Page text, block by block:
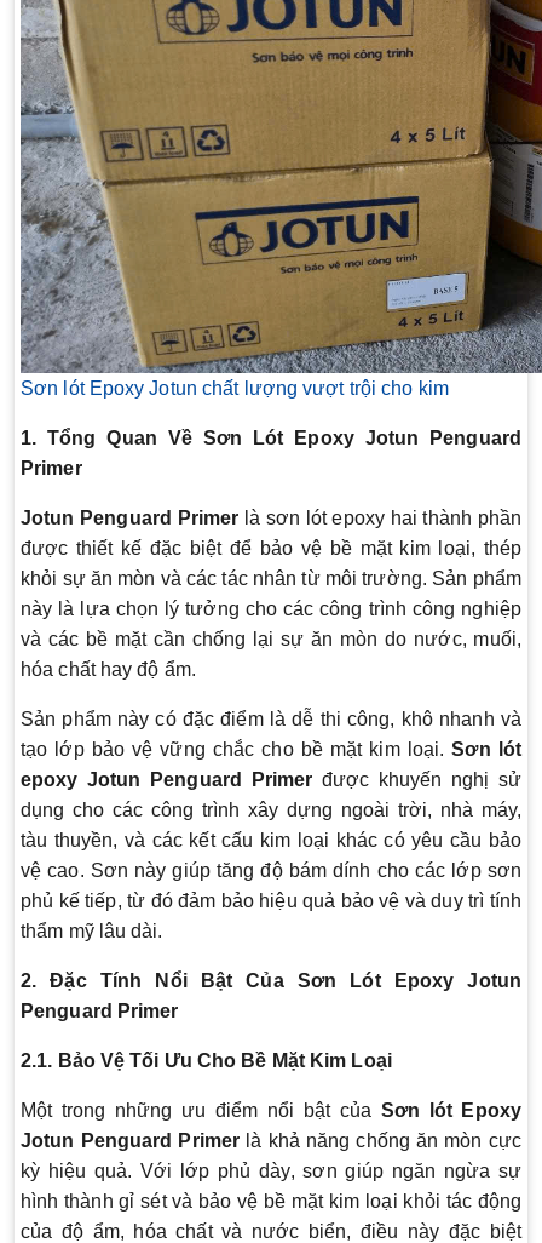
Sơn lót Epoxy Jotun chất lượng vượt trội cho kim
1. Tổng Quan Về Sơn Lót Epoxy Jotun Penguard
Primer
Jotun Penguard Primer là sơn lót epoxy hai thành phần
được thiết kế đặc biệt để bảo vệ bề mặt kim loại, thép
khỏi sự ăn mòn và các tác nhân từ môi trường. Sản phẩm
này là lựa chọn lý tưởng cho các công trình công nghiệp
và các bề mặt cần chống lại sự ăn mòn do nước, muối,
hóa chất hay độ ẩm.
Sản phẩm này có đặc điểm là dễ thi công, khô nhanh và
tạo lớp bảo vệ vững chắc cho bề mặt kim loại.Sơn lót
epoxy Jotun Penguard Primer được khuyến nghị sử
dụng cho các công trình xây dựng ngoài trời, nhà máy,
tàu thuyền, và các kết cấu kim loại khác có yêu cầu bảo
vệ cao. Sơn này giúp tăng độ bám dính cho các lớp sơn
phủ kế tiếp, từ đó đảm bảo hiệu quả bảo vệ và duy trì tính
thẩm mỹ lâu dài.
2. Đặc Tính Nổi Bật Của Sơn Lót Epoxy Jotun
Penguard Primer
2.1. Bảo Vệ Tối Ưu Cho Bề Mặt Kim Loại
Một trong những ưu điểm nổi bật của Sơn lót Epoxy
Jotun Penguard Primer là khả năng chống ăn mòn cực
kỳ hiệu quả. Với lớp phủ dày, sơn giúp ngăn ngừa sự
hình thành gỉ sét và bảo vệ bề mặt kim loại khỏi tác động
của độ ẩm, hóa chất và nước biển, điều này đặc biệt